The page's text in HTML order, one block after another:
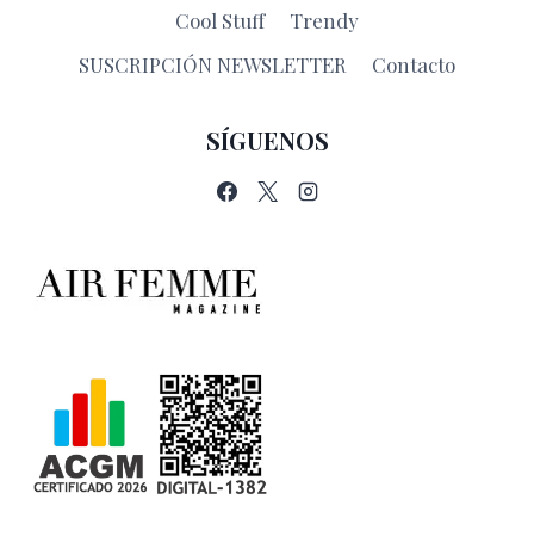
Cool Stuff
Trendy
SUSCRIPCIÓN NEWSLETTER
Contacto
SÍGUENOS